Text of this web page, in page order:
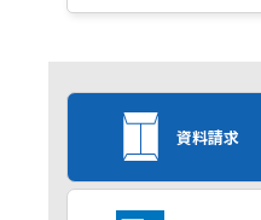
資料請求